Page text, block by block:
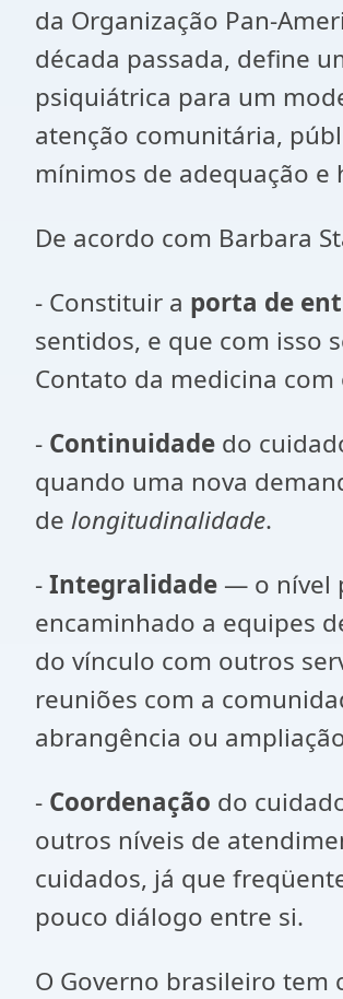
da Organização Pan-
década passada, define
psiquiátrica para um
atenção comunitária,
mínimos de adequação e
De acordo com Barbara
- Constituir a porta de
sentidos, e que com isso
Contato da medicina com
- Continuidade do
quando uma nova
de longitudinalidade.
-Integralidade — o nível
encaminhado a equipes
do vínculo com outros
reuniões com a
abrangência ou
- Coordenação do
outros níveis de
cuidados, já que
pouco diálogo entre si.
O Governo brasileiro